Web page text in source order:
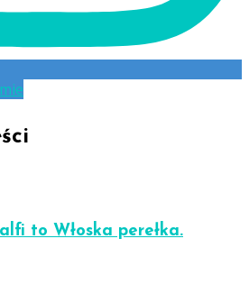
to Włoska perełka.